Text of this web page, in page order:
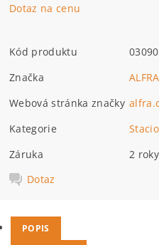
Dotaz na cenu
Kód produktu
03090
Značka
ALFRA
Webová stránka značky
Kategorie
Záruka
2 roky
Dotaz
POPIS